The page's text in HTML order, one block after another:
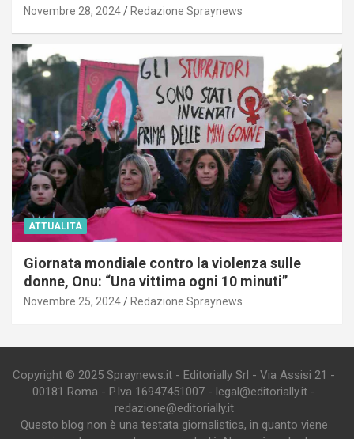
Novembre 28, 2024 Redazione Spraynews
ATTUALITÀ
Giornata mondiale contro la violenza sulle
donne, Onu: “Una vittima ogni 10 minuti”
Novembre 25, 2024 Redazione Spraynews
Copyright © 2025 Spraynews.it - Editorially Srl - Via Assisi 21 -
00181 Roma - P.Iva 16947451007 - legal@editorially.it -
redazione@editorially.it
Questo blog non è una testata giornalistica, in quanto viene